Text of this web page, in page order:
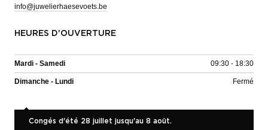
info@juwelierhaesevoets.be
HEURES D'OUVERTURE
Mardi - Samedi 09:30 - 18:30
Dimanche - Lundi Fermé
Congés d'été 28 juillet jusqu'au 8 août.